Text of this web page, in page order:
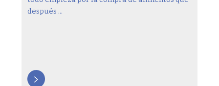
después ...
>